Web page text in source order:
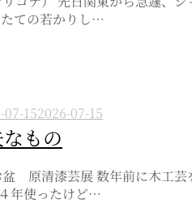
ての若かりし…
07-152026-07-15
もの
漆芸展 数年前に木工芸を
年使ったけど…